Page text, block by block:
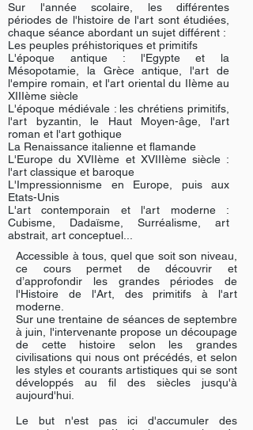
Sur l'année scolaire, les différentes
périodes de l'histoire de l'art sont étudiées,
chaque séance abordant un sujet différent :
Les peuples préhistoriques et primitifs
L'époque antique : l'Egypte et la
Mésopotamie , la Grèce antique , l'art de
l'empire romain , et l'art oriental du IIème au
XIIIème siècle
L'époque médiévale : les chrétiens primitifs,
l'art byzantin, le Haut Moyen-âge, l'art
roman et l'art gothique
La Renaissance italienne et flamande
L'Europe du XVIIème et XVIIIème siècle :
l'art classique et baroque
L'Impressionnisme en Europe, puis aux
Etats-Unis
L'art contemporain et l'art moderne :
Cubisme, Dadaïsme, Surréalisme, art
abstrait, art conceptuel...
Accessible à tous, quel que soit son niveau,
ce cours permet de découvrir et
d’approfondir les grandes périodes de
l'Histoire de l'Art, des primitifs à l'art
moderne.
Sur une trentaine de séances de septembre
à juin, l'intervenante propose un découpage
de cette histoire selon les grandes
civilisations qui nous ont précédés, et selon
les styles et courants artistiques qui se sont
développés au fil des siècles jusqu'à
aujourd'hui.
Le but n'est pas ici d'accumuler des